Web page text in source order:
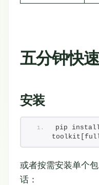
五分钟快
安装
pip install
或者按需安装单个
话：